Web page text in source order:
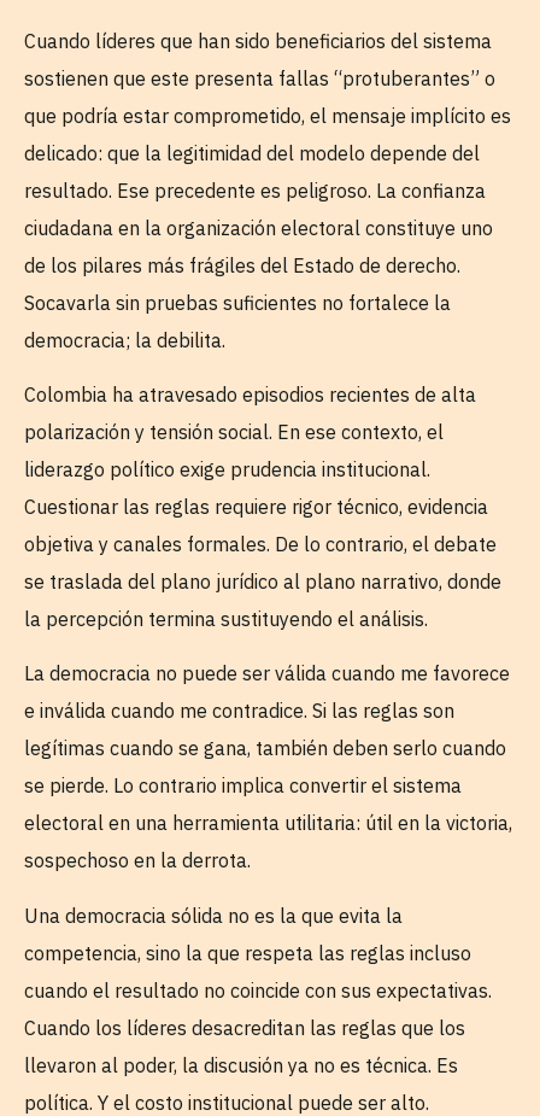
Cuando líderes que han sido beneficiarios del sistema
sostienen que este presenta fallas “protuberantes” o
que podría estar comprometido, el mensaje implícito es
delicado: que la legitimidad del modelo depende del
resultado. Ese precedente es peligroso. La confianza
ciudadana en la organización electoral constituye uno
de los pilares más frágiles del Estado de derecho.
Socavarla sin pruebas suficientes no fortalece la
democracia; la debilita.
Colombia ha atravesado episodios recientes de alta
polarización y tensión social. En ese contexto, el
liderazgo político exige prudencia institucional.
Cuestionar las reglas requiere rigor técnico, evidencia
objetiva y canales formales. De lo contrario, el debate
se traslada del plano jurídico al plano narrativo, donde
la percepción termina sustituyendo el análisis.
La democracia no puede ser válida cuando me favorece
e inválida cuando me contradice. Si las reglas son
legítimas cuando se gana, también deben serlo cuando
se pierde. Lo contrario implica convertir el sistema
electoral en una herramienta utilitaria: útil en la victoria,
sospechoso en la derrota.
Una democracia sólida no es la que evita la
competencia, sino la que respeta las reglas incluso
cuando el resultado no coincide con sus expectativas.
Cuando los líderes desacreditan las reglas que los
llevaron al poder, la discusión ya no es técnica. Es
política. Y el costo institucional puede ser alto.